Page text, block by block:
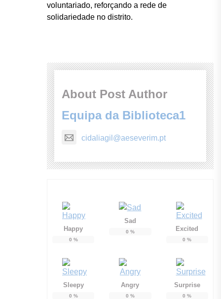
voluntariado, reforçando a rede de
solidariedade no distrito.
About Post Author
Equipa da Biblioteca1
cidaliagil@aeseverim.pt
Happy
0 %
Sad
0 % Excited
0 %
Sleepy
0 %
Angry
0 %
Surprise
0 %